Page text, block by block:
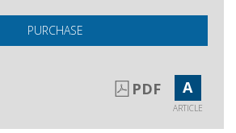
PURCHASE
PDF A
ARTICLE